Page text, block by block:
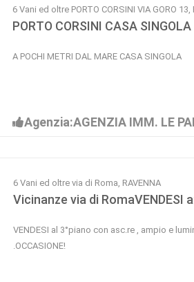
6 Vani ed oltre PORTO CORSINI VIA GORO 13,
PORTO CORSINI CASA SINGOLA
A POCHI METRI DAL MARE CASA SINGOLA
Agenzia:AGENZIA IMM. LE
6 Vani ed oltre via di Roma, RAVENNA
Vicinanze via di
VENDESI al 3°piano con asc.re , ampio e
.OCCASIONE!